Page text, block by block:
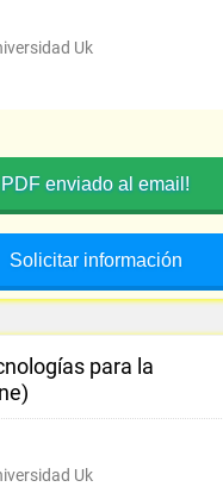
Uk
PDF enviado al email!
Solicitar información
para la
Uk